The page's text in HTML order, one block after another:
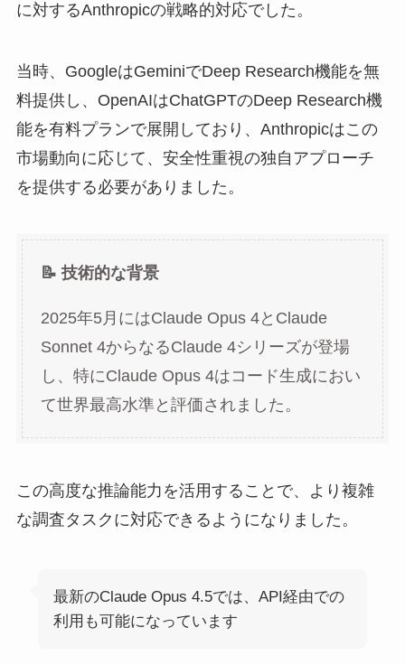
に対するAnthropicの戦略的対応でした。
当時、GoogleはGeminiでDeep Research機能を無
料提供し、OpenAIはChatGPTのDeep Research機
能を有料プランで展開しており、Anthropicはこの
市場動向に応じて、安全性重視の独自アプローチ
を提供する必要がありました。
📝 技術的な背景
2025年5月にはClaude Opus 4とClaude
Sonnet 4からなるClaude 4シリーズが登場
し、特にClaude Opus 4はコード生成におい
て世界最高水準と評価されました。
この高度な推論能力を活用することで、より複雑
な調査タスクに対応できるようになりました。
最新のClaude Opus 4.5では、API経由での
利用も可能になっています